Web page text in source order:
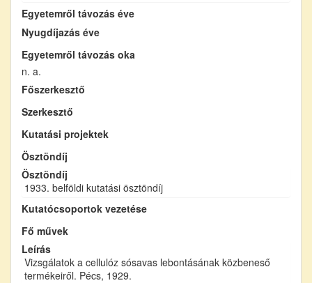
Egyetemről távozás éve
Nyugdíjazás éve
Egyetemről távozás oka
n. a.
Főszerkesztő
Szerkesztő
Kutatási projektek
Ösztöndíj
Ösztöndíj
1933. belföldi kutatási ösztöndíj
Kutatócsoportok vezetése
Fő művek
Leírás
Vizsgálatok a cellulóz sósavas lebontásának közbeneső
termékeiről. Pécs, 1929.